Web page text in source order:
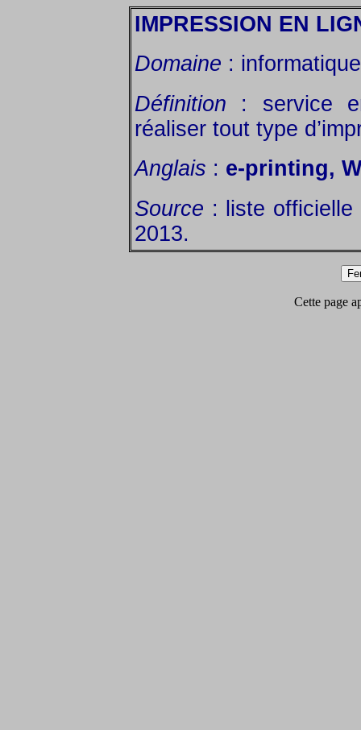
IMPRESSION EN
Domaine :
Définition : service
réaliser tout type
Anglais : e-printing,
Source : liste
2013.
Cette page